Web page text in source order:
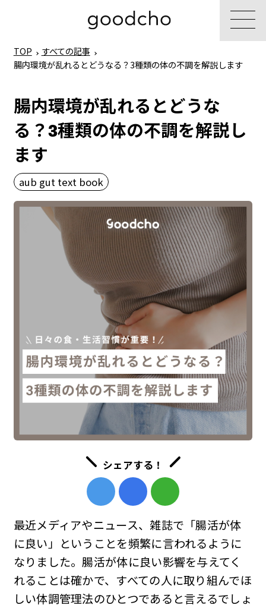
TOP
すべての記事
腸内環境が乱れるとどうなる？3種類の体の不調を解説します
腸内環境が乱れるとどうな
る？3種類の体の不調を解説し
ます
aub gut text book
シェアする！
最近メディアやニュース、雑誌で「腸活が体
に良い」ということを頻繁に言われるように
なりました。腸活が体に良い影響を与えてく
れることは確かで、すべての人に取り組んでほ
しい体調管理法のひとつであると言えるでしょ